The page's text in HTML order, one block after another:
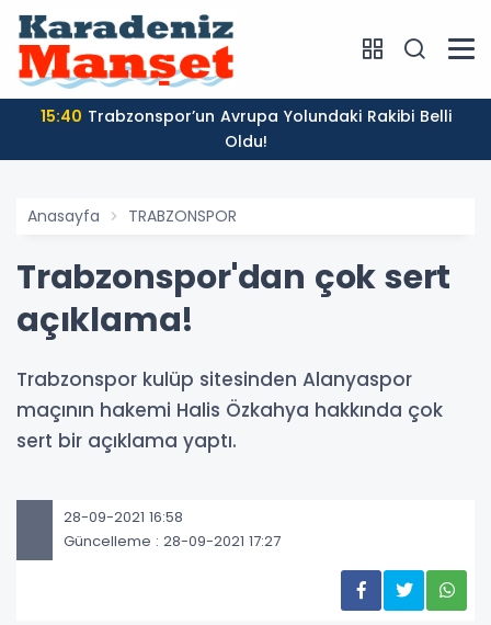
15:40
Oldu!
Anasayfa TRABZONSPOR
Trabzonspor'dan çok sert
açıklama!
Trabzonspor kulüp sitesinden Alanyaspor
maçının hakemi Halis Özkahya hakkında çok
sert bir açıklama yaptı.
28-09-2021 16:58
Güncelleme : 28-09-2021 17:27